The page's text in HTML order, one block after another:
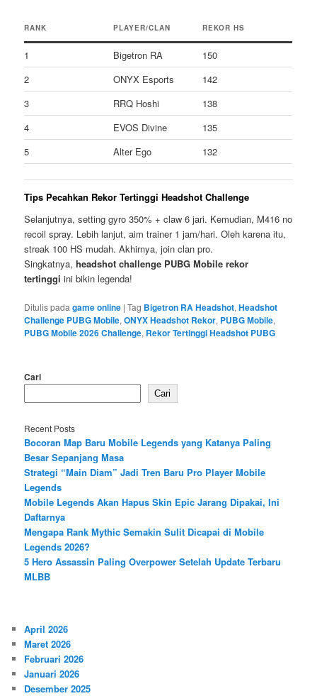
RANK PLAYER/CLAN REKOR HS
1 Bigetron RA
150
2
ONYX Esports
142
3
RRQ Hoshi
138
4
EVOS Divine
135
5
Alter Ego 132
Tips Pecahkan Rekor Tertinggi Headshot Challenge
Selanjutnya, setting gyro 350% + claw 6 jari. Kemudian, M416 no
recoil spray. Lebih lanjut, aim trainer 1 jam/hari. Oleh karena itu,
streak 100 HS mudah. Akhirnya, join clan pro.
Singkatnya,headshot challenge PUBG Mobile rekor
tertinggi ini bikin legenda!
Ditulis pada game online |Tag Bigetron RA Headshot,Headshot
Challenge PUBG Mobile,ONYX Headshot Rekor, PUBG Mobile,
PUBG Mobile 2026 Challenge, Rekor Tertinggi Headshot PUBG
Cari
Cari
Recent Posts
Bocoran Map Baru Mobile Legends yang Katanya Paling
Besar Sepanjang Masa
Strategi “Main Diam” Jadi Tren Baru Pro Player Mobile
Legends
Mobile Legends Akan Hapus Skin Epic Jarang Dipakai, Ini
Daftarnya
Mengapa Rank Mythic Semakin Sulit Dicapai di Mobile
Legends 2026?
5 Hero Assassin Paling Overpower Setelah Update Terbaru
MLBB
April 2026
Maret 2026
Februari 2026
Januari 2026
Desember 2025